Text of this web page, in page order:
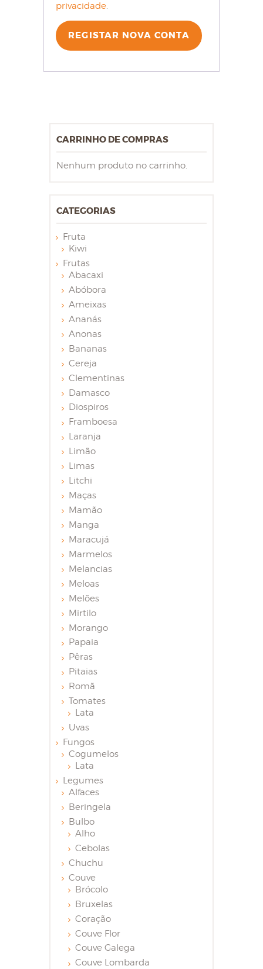
privacidade
REGISTAR NOVA CONTA
CARRINHO DE COMPRAS
Nenhum produto no carrinho.
CATEGORIAS
Fruta
Kiwi
Frutas
Abacaxi
Abóbora
Ameixas
Ananás
Anonas
Bananas
Cereja
Clementinas
Damasco
Diospiros
Framboesa
Laranja
Limão
Limas
Litchi
Maças
Mamão
Manga
Maracujá
Marmelos
Melancias
Meloas
Melões
Mirtilo
Morango
Papaia
Pêras
Pitaias
Romã
Tomates
Lata
Uvas
Fungos
Cogumelos
Lata
Legumes
Alfaces
Beringela
Bulbo
Alho
Cebolas
Chuchu
Couve
Brócolo
Bruxelas
Coração
Couve Flor
Couve Galega
Couve Lombarda